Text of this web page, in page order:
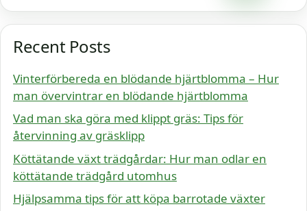
Recent Posts
Vinterförbereda en blödande hjärtblomma – Hur
man övervintrar en blödande hjärtblomma
Vad man ska göra med klippt gräs: Tips för
återvinning av gräsklipp
Köttätande växt trädgårdar: Hur man odlar en
köttätande trädgård utomhus
Hjälpsamma tips för att köpa barrotade växter